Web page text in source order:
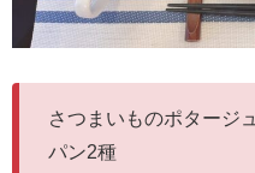
さつまいものポタージュ
パン2種